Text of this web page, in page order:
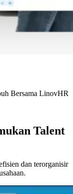
Bersama LinovHR
Talent
dan terorganisir